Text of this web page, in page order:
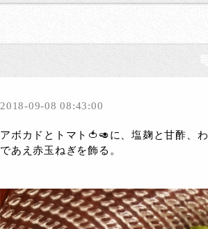
2018-09-08 08:43:00
アボカドとトマト🍅🥑に、塩麹と甘酢、
であえ赤玉ねぎを飾る。